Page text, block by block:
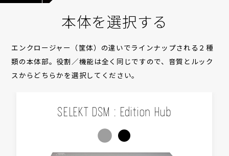
本体を選択する
エンクロージャー（筐体）の違いでラインナップされる２種
類の本体部。役割／機能は全く同じですので、音質とルック
スからどちらかを選択してください。
SELEKT DSM : Edition Hub